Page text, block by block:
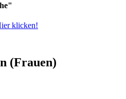
klicken!
(Frauen)